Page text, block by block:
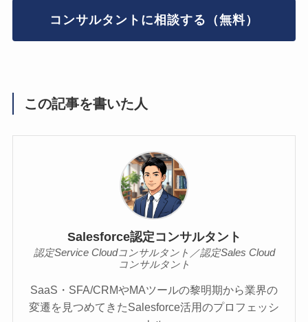
コンサルタントに相談する（無料）
この記事を書いた人
Salesforce認定コンサルタント
認定Service Cloudコンサルタント／認定Sales Cloud
コンサルタント
SaaS・SFA/CRMやMAツールの黎明期から業界の
変遷を見つめてきたSalesforce活用のプロフェッシ